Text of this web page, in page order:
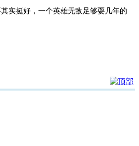
实挺好，一个英雄无敌足够耍几年的